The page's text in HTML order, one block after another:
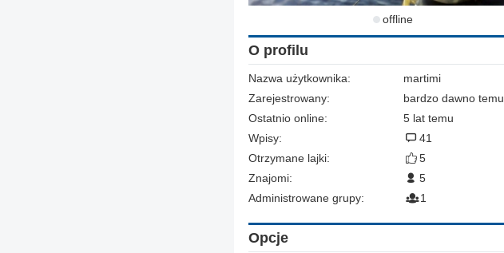
offline
O profilu
Nazwa użytkownika:
martimi
Zarejestrowany:
bardzo dawno temu
Ostatnio online:
5 lat temu
Wpisy:
41
Otrzymane lajki:
5
Znajomi:
5
Administrowane grupy:
1
Opcje